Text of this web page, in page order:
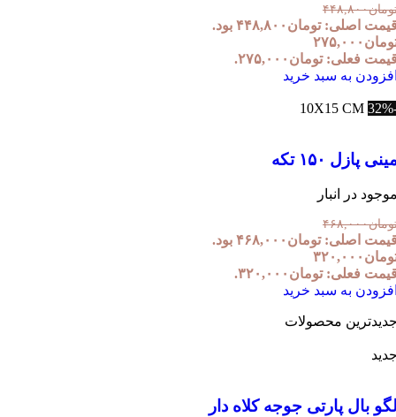
۴۴۸,۸۰۰
اصلی: تومان۴۴۸,۸۰۰ بود.
۲۷۵,۰۰۰
فعلی: تومان۲۷۵,۰۰۰.
به سبد خرید
-
10X15 CM
پازل ۱۵۰ تکه
در انبار
۴۶۸,۰۰۰
اصلی: تومان۴۶۸,۰۰۰ بود.
۳۲۰,۰۰۰
فعلی: تومان۳۲۰,۰۰۰.
به سبد خرید
محصولات
بال پارتی جوجه کلاه دار